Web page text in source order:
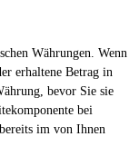
Währungen. Wenn
erhaltene Betrag in
bevor Sie sie
bei
im von Ihnen